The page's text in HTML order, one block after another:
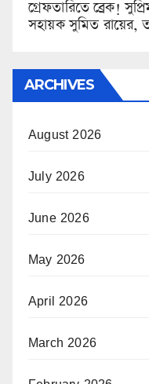
গ্রেফতারিতে ব্রেক!
সহায়ক সুমিত রায়ের,
ARCHIVES
August 2026
July 2026
June 2026
May 2026
April 2026
March 2026